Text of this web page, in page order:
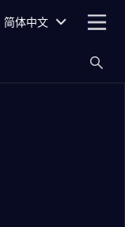
简体中文